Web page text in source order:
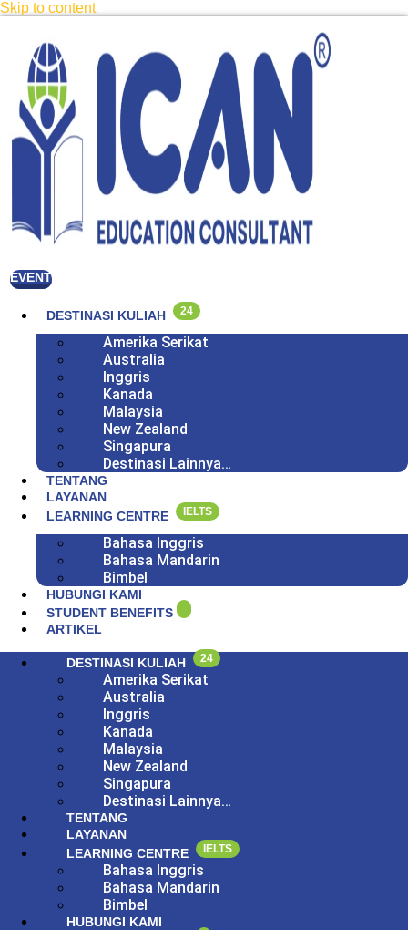
Skip to content
EVENT
DESTINASI KULIAH 24
Amerika Serikat
Australia
Inggris
Kanada
Malaysia
New Zealand
Singapura
Destinasi Lainnya…
TENTANG
LAYANAN
LEARNING CENTRE
IELTS
Bahasa Inggris
Bahasa Mandarin
Bimbel
HUBUNGI KAMI
STUDENT BENEFITS
ARTIKEL
DESTINASI KULIAH 24
Amerika Serikat
Australia
Inggris
Kanada
Malaysia
New Zealand
Singapura
Destinasi Lainnya…
TENTANG
LAYANAN
LEARNING CENTRE
IELTS
Bahasa Inggris
Bahasa Mandarin
Bimbel
HUBUNGI KAMI